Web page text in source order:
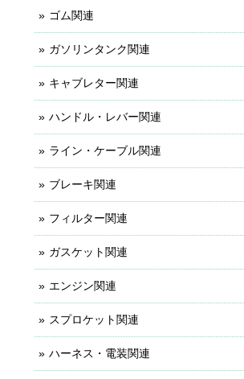
ゴム関連
ガソリンタンク関連
キャブレター関連
ハンドル・レバー関連
ライン・ケーブル関連
ブレーキ関連
フィルター関連
ガスケット関連
エンジン関連
スプロケット関連
ハーネス・電装関連